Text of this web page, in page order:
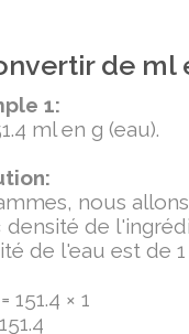
de ml
1:
ml en g (eau).
nous
densité de
de l'eau est de
151.4 × 1